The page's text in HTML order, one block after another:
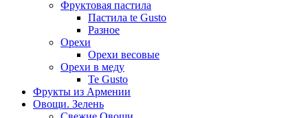
Фруктовая пастила
Пастила te Gusto
Разное
Орехи
Орехи весовые
Орехи в меду
Te Gusto
Фрукты из Армении
Овощи. Зелень